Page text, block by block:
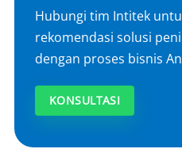
Hubungi tim Intitek
rekomendasi solusi
dengan proses bisnis
KONSULTASI